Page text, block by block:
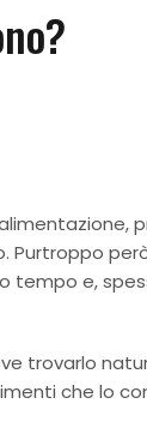
tempo e,
trovarlo
che lo